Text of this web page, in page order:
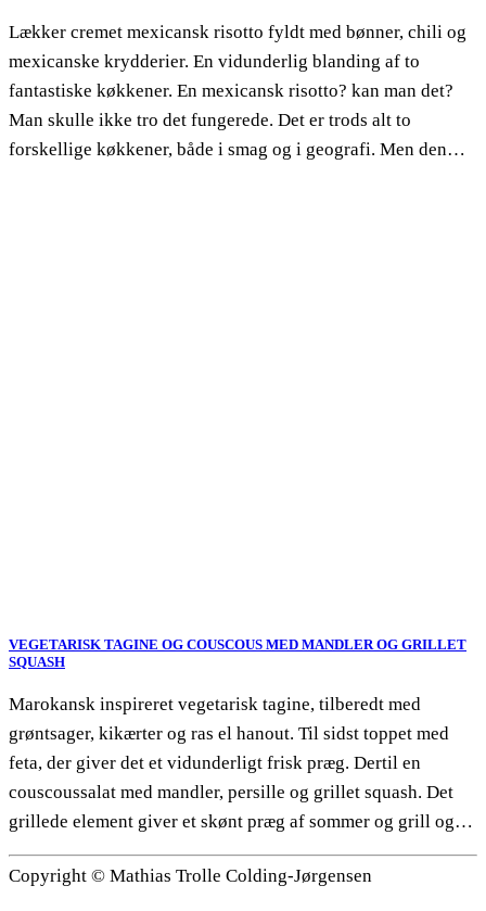
Lækker cremet mexicansk risotto fyldt med bønner, chili og
mexicanske krydderier. En vidunderlig blanding af to
fantastiske køkkener. En mexicansk risotto? kan man det?
Man skulle ikke tro det fungerede. Det er trods alt to
forskellige køkkener, både i smag og i geografi. Men den…
VEGETARISK TAGINE OG COUSCOUS MED MANDLER OG GRILLET
SQUASH
Marokansk inspireret vegetarisk tagine, tilberedt med
grøntsager, kikærter og ras el hanout. Til sidst toppet med
feta, der giver det et vidunderligt frisk præg. Dertil en
couscoussalat med mandler, persille og grillet squash. Det
grillede element giver et skønt præg af sommer og grill og…
Copyright © Mathias Trolle Colding-Jørgensen